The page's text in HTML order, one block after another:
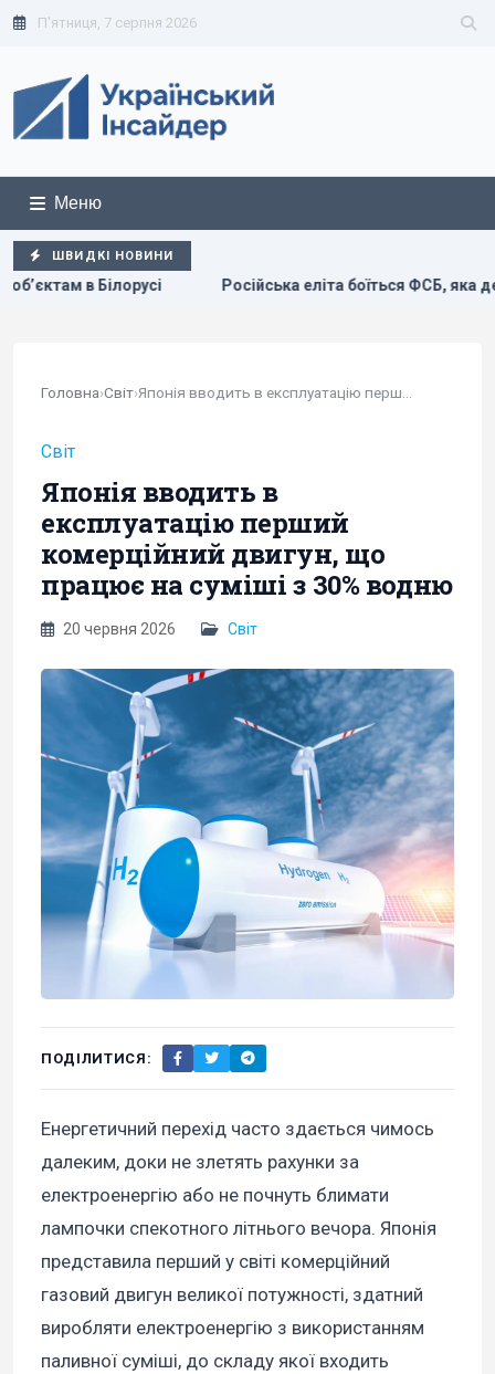
П'ятниця, 7 серпня 2026
Меню
ШВИДКІ НОВИНИ
еліта боїться ФСБ, яка дедалі більше виходить з-під
Головна›Світ›
Світ
Японія вводить в
експлуатацію перший
комерційний двигун, що
працює на суміші з 30% водню
20 червня 2026 Світ
ПОДІЛИТИСЯ:
Енергетичний перехід часто здається чимось
далеким, доки не злетять рахунки за
електроенергію або не почнуть блимати
лампочки спекотного літнього вечора. Японія
представила перший у світі комерційний
газовий двигун великої потужності, здатний
виробляти електроенергію з використанням
паливної суміші, до складу якої входить